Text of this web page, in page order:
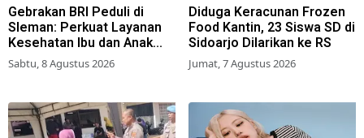
Gebrakan BRI Peduli di
Sleman: Perkuat Layanan
Kesehatan Ibu dan Anak
Lewat Program Desa
Brilian 1000 HPK
Sabtu, 8 Agustus 2026
Diduga Keracunan Frozen
Food Kantin, 23 Siswa SD di
Sidoarjo Dilarikan ke RS
Jumat, 7 Agustus 2026